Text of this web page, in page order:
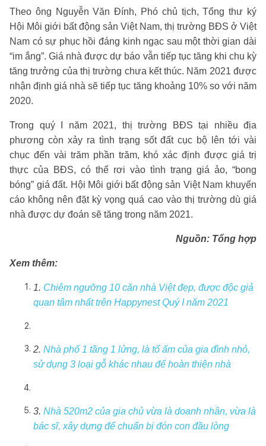
Theo ông Nguyễn Văn Đính, Phó chủ tịch, Tổng thư ký
Hội Môi giới bất động sản Việt Nam, thị trường BĐS ở Việt
Nam có sự phục hồi đáng kinh ngạc sau một thời gian dài
“im ắng”. Giá nhà được dự báo vẫn tiếp tục tăng khi chu kỳ
tăng trưởng của thị trường chưa kết thúc. Năm 2021 được
nhận định giá nhà sẽ tiếp tục tăng khoảng 10% so với năm
2020.
Trong quý I năm 2021, thị trường BĐS tại nhiều địa
phương còn xảy ra tình trạng sốt đất cục bộ lên tới vài
chục đến vài trăm phần trăm, khó xác định được giá trị
thực của BĐS, có thể rơi vào tình trạng giá ảo, “bong
bóng” giá đất. Hội Môi giới bất động sản Việt Nam khuyến
cáo không nên đặt kỳ vọng quá cao vào thị trường dù giá
nhà được dự đoán sẽ tăng trong năm 2021.
Nguồn: Tổng hợp
Xem thêm:
1. Chiêm ngưỡng 10 căn nhà Việt đẹp, được độc giả
quan tâm nhất trên Happynest Quý I năm 2021
2. Nhà phố 1 tầng 1 lửng, là tổ ấm của gia đình nhỏ,
sử dụng 3 loại gỗ khác nhau để hoàn thiện nhà
3. Nhà 520m2 của gia chủ vừa là doanh nhân, vừa là
bác sĩ, xây dựng để chuẩn bị đón con đầu lòng